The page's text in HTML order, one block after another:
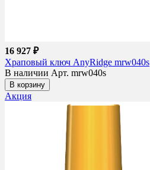
16 927 ₽
Храповый ключ AnyRidge mrw040s
В наличии Арт. mrw040s
В корзину
Акция